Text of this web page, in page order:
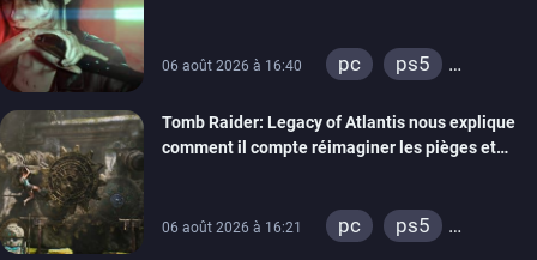
06 août 2026 à 16:40 pc
ps5
switch 2
Tomb Raider: Legacy of Atlantis nous explique
comment il compte réimaginer les pièges et
06 août 2026 à 16:21 pc
ps5